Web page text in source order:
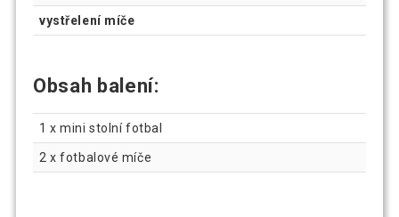
vystřelení míče
Obsah balení:
1 x mini stolní fotbal
2 x fotbalové míče